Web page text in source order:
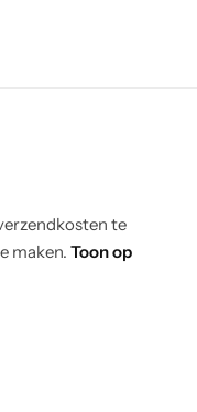
te
maken. Toon op